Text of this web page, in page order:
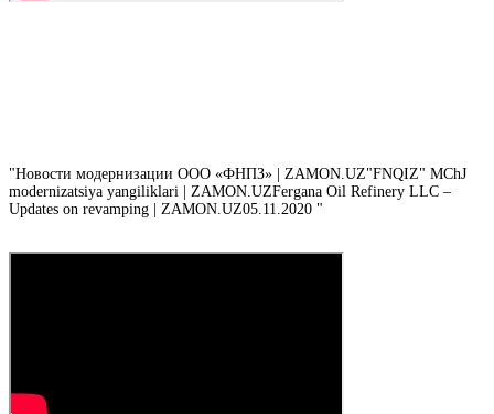
"Новости модернизации ООО «ФНПЗ» | ZAMON.UZ"FNQIZ" MChJ
modernizatsiya yangiliklari | ZAMON.UZFergana Oil Refinery LLC –
Updates on revamping | ZAMON.UZ05.11.2020 "